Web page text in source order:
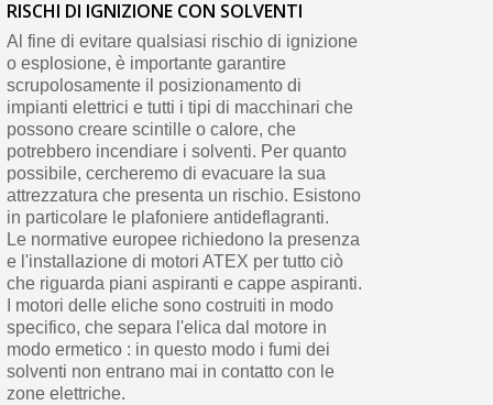
RISCHI DI IGNIZIONE CON SOLVENTI
Al fine di evitare qualsiasi rischio di ignizione
o esplosione, è importante garantire
scrupolosamente il posizionamento di
impianti elettrici e tutti i tipi di macchinari che
possono creare scintille o calore, che
potrebbero incendiare i solventi. Per quanto
possibile, cercheremo di evacuare la sua
attrezzatura che presenta un rischio. Esistono
in particolare le plafoniere antideflagranti.
Le normative europee richiedono la presenza
e l'installazione di motori ATEX per tutto ciò
che riguarda piani aspiranti e cappe aspiranti.
I motori delle eliche sono costruiti in modo
specifico, che separa l'elica dal motore in
modo ermetico : in questo modo i fumi dei
solventi non entrano mai in contatto con le
zone elettriche.